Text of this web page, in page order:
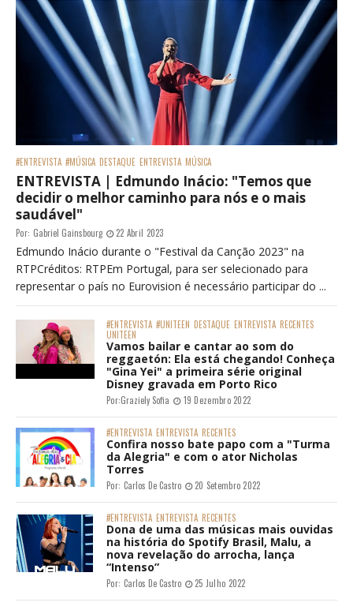
#ENTREVISTA #MÚSICA DESTAQUE ENTREVISTA MÚSICA
ENTREVISTA | Edmundo Inácio: "Temos que
decidir o melhor caminho para nós e o mais
saudável"
Por: Gabriel Gainsbourg 22 Abril 2023
Edmundo Inácio durante o "Festival da Canção 2023" na
RTPCréditos: RTPEm Portugal, para ser selecionado para
representar o país no Eurovision é necessário participar do ...
#ENTREVISTA #UNITEEN DESTAQUE ENTREVISTA RECENTES
UNITEEN
Vamos bailar e cantar ao som do
reggaetón: Ela está chegando! Conheça
"Gina Yei" a primeira série original
Disney gravada em Porto Rico
Por:Graziely Sofia 19 Dezembro 2022
#ENTREVISTA ENTREVISTA RECENTES
Confira nosso bate papo com a "Turma
da Alegria" e com o ator Nicholas
Torres
Por: Carlos De Castro 20 Setembro 2022
#ENTREVISTA ENTREVISTA RECENTES
Dona de uma das músicas mais ouvidas
na história do Spotify Brasil, Malu, a
nova revelação do arrocha, lança
“Intenso”
Por: Carlos De Castro 25 Julho 2022